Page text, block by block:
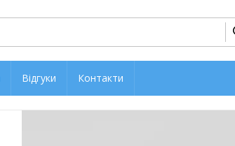
Відгуки Контакти